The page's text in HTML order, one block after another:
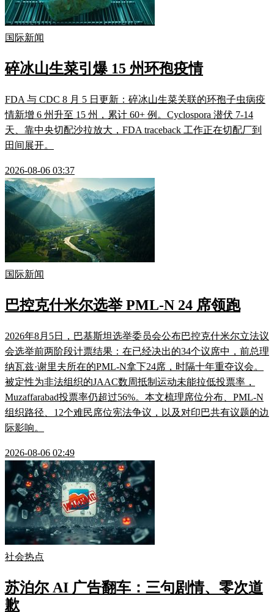
国际新闻
碎冰山生菜引爆 15 州环孢疫情
FDA 与 CDC 8 月 5 日更新：碎冰山生菜关联的环孢子虫病疫
情新增 6 州升至 15 州，累计 60+ 例。Cyclospora 潜伏 7-14
天、靠中央切配沙拉放大，FDA traceback 工作正在切配厂到
田间展开。
2026-08-06 03:37
国际新闻
巴控克什米尔选举 PML-N 24 席领跑
2026年8月5日，巴基斯坦选举委员会公布巴控克什米尔立法议
会选举前两阶段计票结果：在已经决出的34个议席中，前总理
纳瓦兹·谢里夫所在的PML-N拿下24席，时隔十年重夺议会。
被定性为非法组织的JAAC数周抵制运动未能拉低投票率，
Muzaffarabad投票率仍超过56%。本文梳理席位分布、PML-N
组织路径、12个难民席位宪法争议，以及对印巴共有议题的边
际影响。
2026-08-06 02:49
社会热点
苏泊尔 AI 广告翻车：三句剧情、零次道
歉